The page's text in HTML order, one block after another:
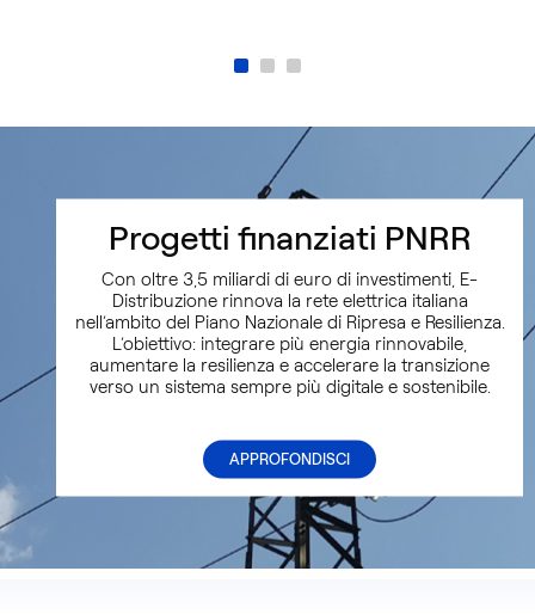
Progetti finanziati PNRR
Con oltre 3,5 miliardi di euro di investimenti, E-
Distribuzione rinnova la rete elettrica italiana
nell’ambito del Piano Nazionale di Ripresa e Resilienza.
L’obiettivo: integrare più energia rinnovabile,
aumentare la resilienza e accelerare la transizione
verso un sistema sempre più digitale e sostenibile.
APPROFONDISCI